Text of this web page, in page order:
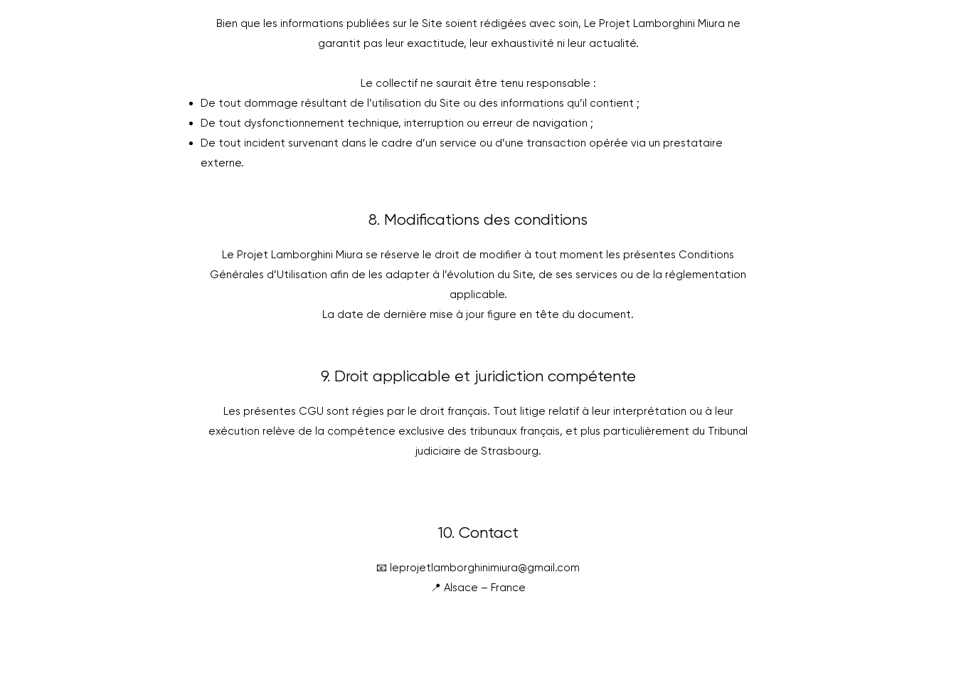
Bien que les informations publiées sur le Site soient rédigées avec soin, Le Projet Lamborghini Miura ne
garantit pas leur exactitude, leur exhaustivité ni leur actualité.
Le collectif ne saurait être tenu responsable :
De tout dommage résultant de l’utilisation du Site ou des informations qu’il contient ;
De tout dysfonctionnement technique, interruption ou erreur de navigation ;
De tout incident survenant dans le cadre d’un service ou d’une transaction opérée via un prestataire
externe.
8. Modifications des conditions
Le Projet Lamborghini Miura se réserve le droit de modifier à tout moment les présentes Conditions
Générales d’Utilisation afin de les adapter à l’évolution du Site, de ses services ou de la réglementation
applicable.
La date de dernière mise à jour figure en tête du document.
9. Droit applicable et juridiction compétente
Les présentes CGU sont régies par le droit français. Tout litige relatif à leur interprétation ou à leur
exécution relève de la compétence exclusive des tribunaux français, et plus particulièrement du Tribunal
judiciaire de Strasbourg.
10. Contact
📧 leprojetlamborghinimiura@gmail.com
📍 Alsace – France